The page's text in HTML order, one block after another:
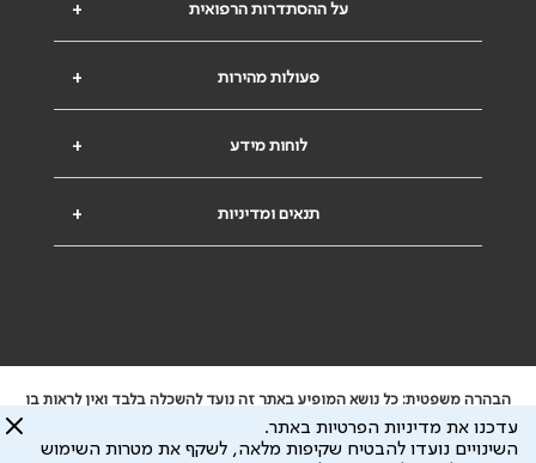
+ על ההסתדרות הרפואית
+ פעולות מהירות
+ לוחות מידע
+ תנאים ומדיניות
הבהרה משפטית: כל נושא המופיע באתר זה נועד להשכלה בלבד ואין לראות בו
ייעוץ רפואי או משפטי. אין הר"י אחראית לתוכן המתפרסם באתר זה ולכל נזק
שעלול להיגרם.
עדכנו את מדיניות הפרטיות באתר.
השינויים נועדו להבטיח שקיפות מלאה, לשקף את מטרות השימוש